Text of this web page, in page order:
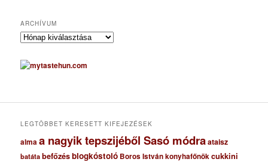
ARCHÍVUM
A
c
h
u
LEGTÖBBET KERESETT KIFEJEZÉSEK
almaa nagyik tepszijéből Sasó módraataisz
batáta befőzésblogkóstoló Boros István konyhafőnökcukkini